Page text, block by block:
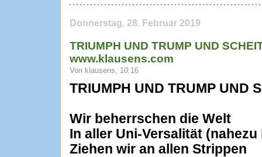
Donnerstag, 28. Februar 2019
TRIUMPH UND TRUMP UND
www.klausens.com
Von klausens, 10:16
TRIUMPH UND TRUMP UND
Wir beherrschen die Welt
In aller Uni-Versalität
Ziehen wir an allen Strippen